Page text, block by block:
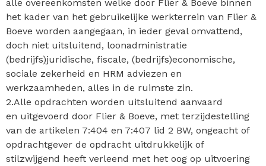
alle overeenkomsten welke door Flier & Boeve binnen
het kader van het gebruikelijke werkterrein van Flier &
Boeve worden aangegaan, in ieder geval omvattend,
doch niet uitsluitend, loonadministratie
(bedrijfs)juridische, fiscale, (bedrijfs)economische,
sociale zekerheid en HRM adviezen en
werkzaamheden, alles in de ruimste zin.
2.Alle opdrachten worden uitsluitend aanvaard
en uitgevoerd door Flier & Boeve, met terzijdestelling
van de artikelen 7:404 en 7:407 lid 2 BW, ongeacht of
opdrachtgever de opdracht uitdrukkelijk of
stilzwijgend heeft verleend met het oog op uitvoering